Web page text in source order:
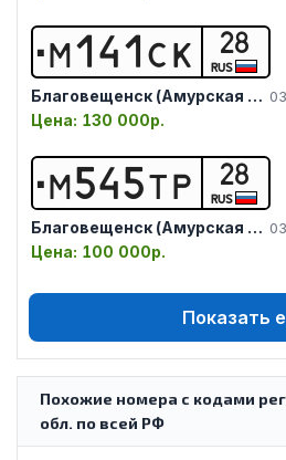
М1 41 С К 28
RUS
Благовещенск (Амурская обл.)
Цена: 130 000р.
М545ТР 28
RUS
Благовещенск (Амурская обл.)
Цена: 100 000р.
Показать
Похожие номера с кодами
обл. по всей РФ